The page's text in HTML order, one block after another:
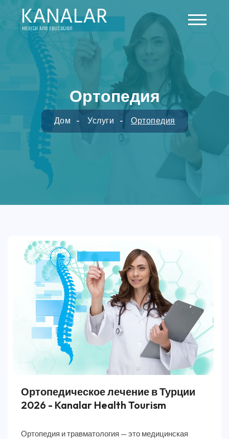
Skip to main content
Ортопедия
Дом Услуги Ортопедия
Ортопедическое лечение в Турции
2026 - Kanalar Health Tourism
Ортопедия и травматология — это медицинская